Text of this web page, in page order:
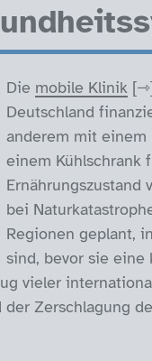
Die mobile Klinik
Deutschland
anderem mit einem
einem Kühlschrank
Ernährungszustand
bei
Regionen geplant,
sind, bevor sie eine
vieler
Zerschlagung